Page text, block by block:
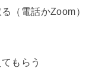
（電話かZoom）
もらう